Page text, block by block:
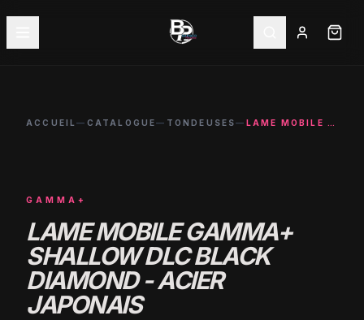
ACCUEIL— CATALOGUE— TONDEUSES— LAME MOBILE GAMMA+ SHALLOW DLC BLACK DIAMOND - ACIER JAPONAIS
GAMMA+
LAME MOBILE GAMMA+
SHALLOW DLC BLACK
DIAMOND - ACIER
JAPONAIS